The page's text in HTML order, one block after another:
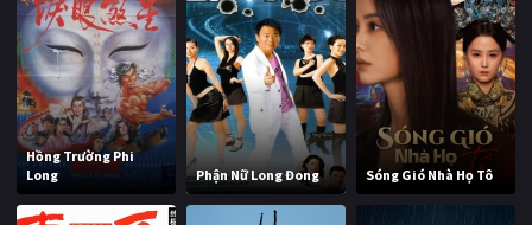
Hồng Trường Phi
Long
Phận Nữ Long Đong Sóng Gió Nhà Họ Tô